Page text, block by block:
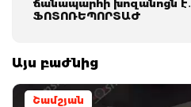
ճանապարհի խոզանոցն է․
ՖՈՏՈՌԵՊՈՐՏԱԺ
Այս բաժնից
Շամշյան